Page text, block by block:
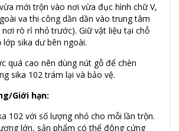
mới trộn vào nơi vừa đục hình chữ V,
va thi công dần dần vào trung tâm
rò rỉ nhỏ trước). Giữ vật liệu tại chỗ
sika dư bên ngoài.
quá cao nên dùng nút gỗ để chèn
sika 102 trám lại và bảo vệ.
Giới hạn:
102 với số lượng nhỏ cho mỗi lần trộn.
lớn, sản phẩm có thể đông cứng